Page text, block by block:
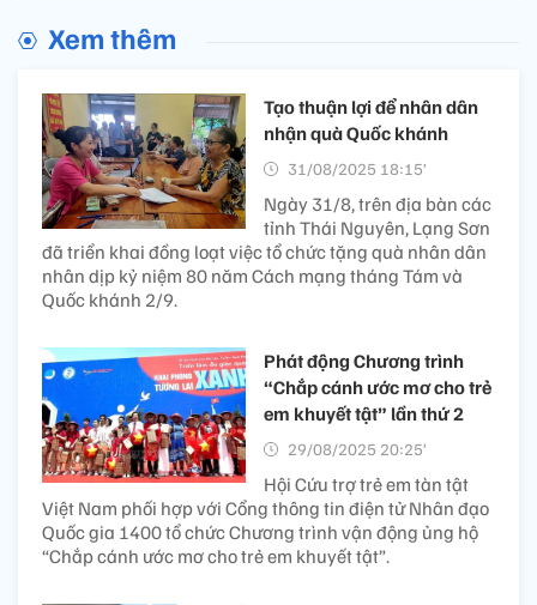
Xem thêm
Tạo thuận lợi để nhân dân
nhận quà Quốc khánh
31/08/2025 18:15’
Ngày 31/8, trên địa bàn các
tỉnh Thái Nguyên, Lạng Sơn
đã triển khai đồng loạt việc tổ chức tặng quà nhân dân
nhân dịp kỷ niệm 80 năm Cách mạng tháng Tám và
Quốc khánh 2/9.
Phát động Chương trình
“Chắp cánh ước mơ cho trẻ
em khuyết tật” lần thứ 2
29/08/2025 20:25’
Hội Cứu trợ trẻ em tàn tật
Việt Nam phối hợp với Cổng thông tin điện tử Nhân đạo
Quốc gia 1400 tổ chức Chương trình vận động ủng hộ
“Chắp cánh ước mơ cho trẻ em khuyết tật”.